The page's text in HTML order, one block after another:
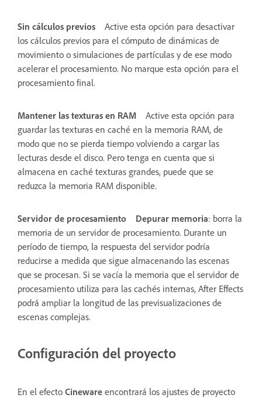
Sin cálculos previos
Active esta opción para desactivar
los cálculos previos para el cómputo de dinámicas de
movimiento o simulaciones de partículas y de ese modo
acelerar el procesamiento. No marque esta opción para el
procesamiento final.
Mantener las texturas en RAM
Active esta opción para
guardar las texturas en caché en la memoria RAM, de
modo que no se pierda tiempo volviendo a cargar las
lecturas desde el disco. Pero tenga en cuenta que si
almacena en caché texturas grandes, puede que se
reduzca la memoria RAM disponible.
Servidor de procesamiento Depurar memoria: borra la
memoria de un servidor de procesamiento. Durante un
período de tiempo, la respuesta del servidor podría
reducirse a medida que sigue almacenando las escenas
que se procesan. Si se vacía la memoria que el servidor de
procesamiento utiliza para las cachés internas, After Effects
podrá ampliar la longitud de las previsualizaciones de
escenas complejas.
Configuración del proyecto
En el efecto Cineware encontrará los ajustes de proyecto